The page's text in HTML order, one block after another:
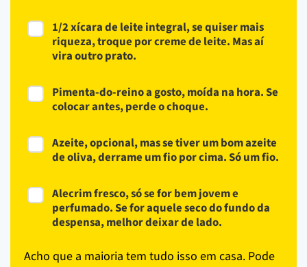
1/2 xícara de leite integral, se quiser mais
riqueza, troque por creme de leite. Mas aí
vira outro prato.
Pimenta-do-reino a gosto, moída na hora. Se
colocar antes, perde o choque.
Azeite, opcional, mas se tiver um bom azeite
de oliva, derrame um fio por cima. Só um fio.
Alecrim fresco, só se for bem jovem e
perfumado. Se for aquele seco do fundo da
despensa, melhor deixar de lado.
Acho que a maioria tem tudo isso em casa. Pode